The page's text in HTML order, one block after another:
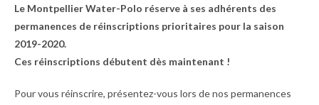
Le Montpellier Water-Polo réserve à ses adhérents des
permanences de réinscriptions prioritaires pour la saison
2019-2020.
Ces réinscriptions débutent dès maintenant !
Pour vous réinscrire, présentez-vous lors de nos permanences